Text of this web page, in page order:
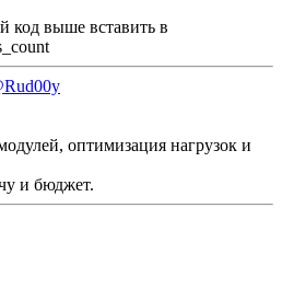
код выше вставить в
оптимизация нагрузок и
и бюджет.